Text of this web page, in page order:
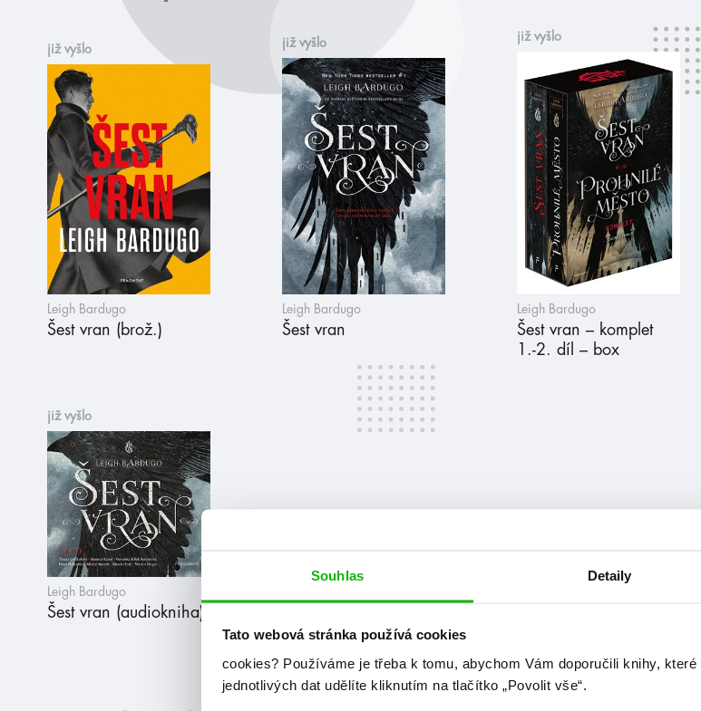
Souhlas Detaily
Tato webová stránka používá cookies
cookies? Používáme je třeba k tomu, abychom Vám doporučili knihy,
jednotlivých dat udělíte kliknutím na tlačítko „Povolit vše“.
již vyšlo
Leigh Bardugo
Šest vran (brož.)
již vyšlo
Leigh Bardugo
Šest vran
již vyšlo
Leigh Bardugo
Šest vran – komplet
1.-2. díl – box
již vyšlo
Leigh Bardugo
Šest vran (audiokniha)